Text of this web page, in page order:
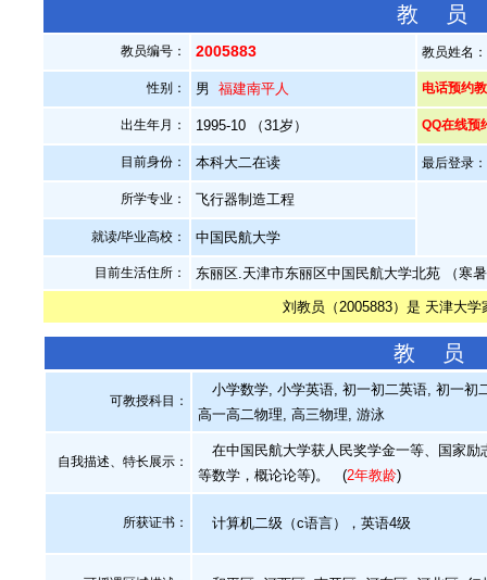
教
教员编号： 2005883 教员姓名
性别： 男福建南平人 电话预约
出生年月： 1995-10 （31岁） QQ在线预
目前身份： 本科大二在读 最后登录
所学专业： 飞行器制造工程
就读/毕业高校： 中国民航大学
目前生活住所： 东丽区.天津市东丽区中国民航大学北苑 （寒
刘教员（2005883）是 天津大学
教 员
可教授科目：
小学数学, 小学英语, 初一初二英语, 初一初
高一高二物理, 高三物理, 游泳
自我描述、特长展示 ：
在中国民航大学获人民奖学金一等、国家励
等数学，概论论等)。
(2年教龄)
所获证书 ： 计算机二级（c语言），英语4级